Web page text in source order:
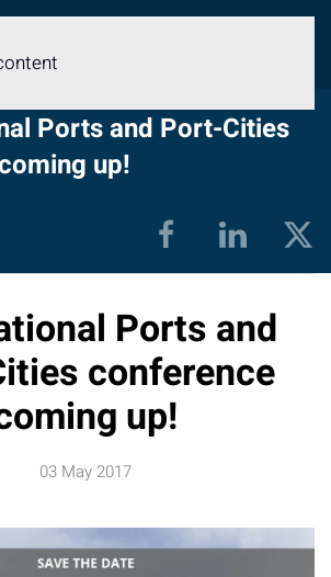
Ports and Port-Cities
up!
Ports and
conference
up!
03 May 2017